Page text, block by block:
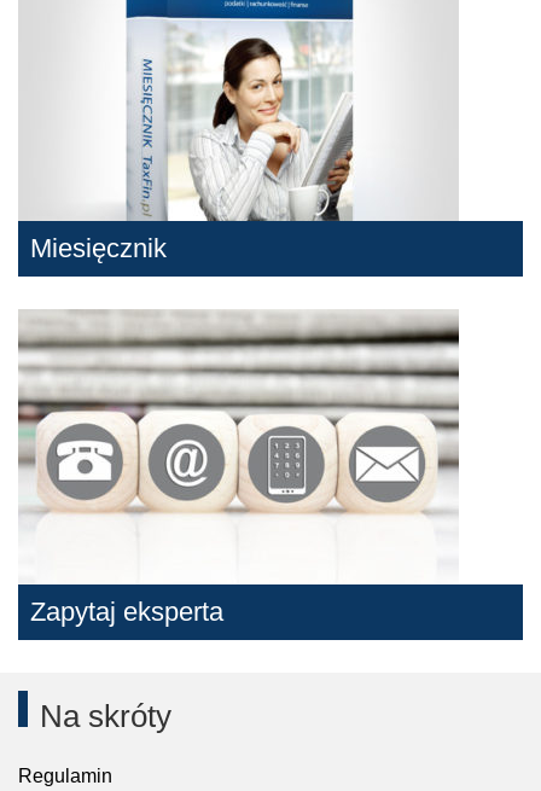
Miesięcznik
Zapytaj eksperta
Na skróty
Regulamin